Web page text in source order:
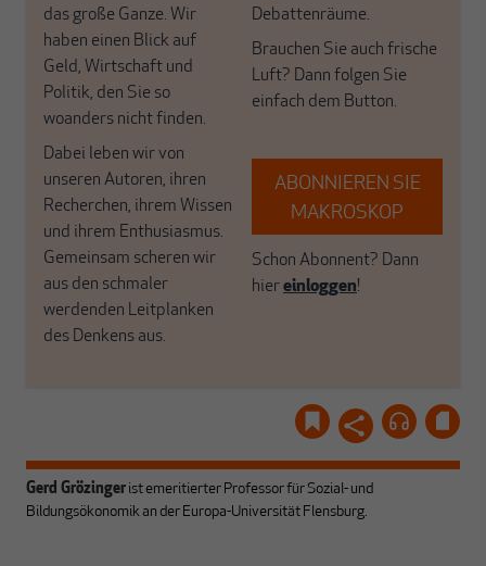
das große Ganze. Wir
haben einen Blick auf
Geld, Wirtschaft und
Politik, den Sie so
woanders nicht finden.
Dabei leben wir von
unseren Autoren, ihren
Recherchen, ihrem Wissen
und ihrem Enthusiasmus.
Gemeinsam scheren wir
aus den schmaler
werdenden Leitplanken
des Denkens aus.
Debattenräume.
Brauchen Sie auch frische
Luft? Dann folgen Sie
einfach dem Button.
ABONNIEREN SIE
MAKROSKOP
Schon Abonnent? Dann
hiereinloggen!
Gerd Grözinger ist emeritierter Professor für Sozial- und
Bildungsökonomik an der Europa-Universität Flensburg.